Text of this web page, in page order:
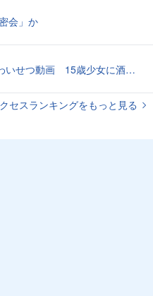
会」か
押収スマホから770本のわいせつ動画 15歳少女に酒と薬飲ませ性的暴行か 54歳男を再逮捕 「薬もありますよ」とSNSで誘い出し
セスランキングをもっと見る